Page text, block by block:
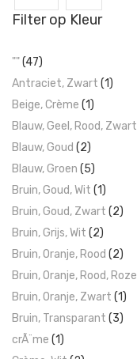
Filter op Kleur
""(47)
Antraciet, Zwart (1)
Beige, Crème (1)
Blauw, Geel, Rood, Zwart
Blauw, Goud (2)
Blauw, Groen (5)
Bruin, Goud, Wit (1)
Bruin, Goud, Zwart (2)
Bruin, Grijs, Wit (2)
Bruin, Oranje, Rood (2)
Bruin, Oranje, Rood, Roze
Bruin, Oranje, Zwart (1)
Bruin, Transparant (3)
crÃ¨me (1)